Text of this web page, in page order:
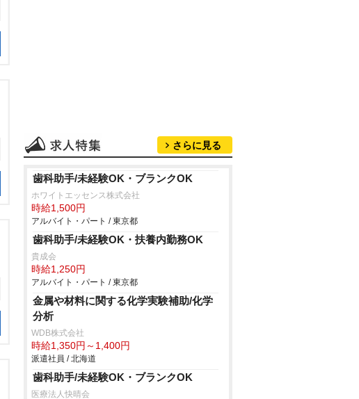
さらに見る
歯科助手/未経験OK・ブランクOK
ホワイトエッセンス株式会社
時給1,500円
アルバイト・パート / 東京都
歯科助手/未経験OK・扶養内勤務OK
貴成会
時給1,250円
アルバイト・パート / 東京都
金属や材料に関する化学実験補助/化学
分析
WDB株式会社
時給1,350円～1,400円
派遣社員 / 北海道
歯科助手/未経験OK・ブランクOK
医療法人快晴会